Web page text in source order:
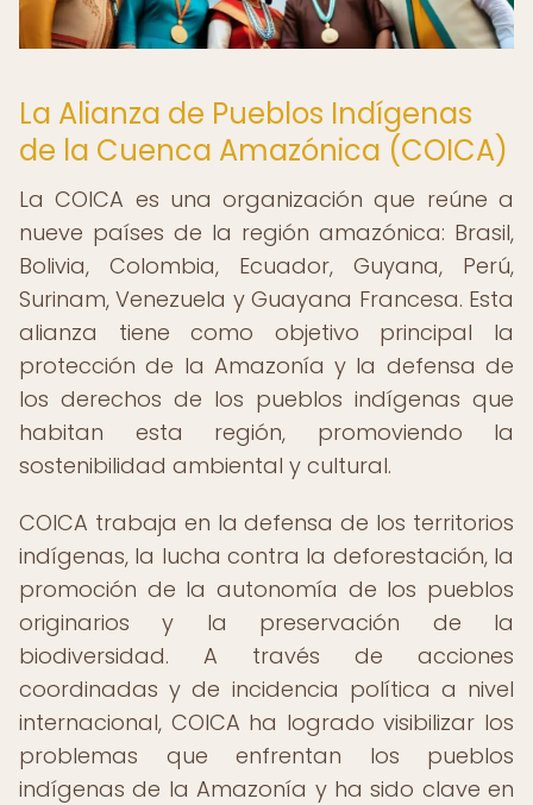
La Alianza de Pueblos Indígenas
de la Cuenca Amazónica (COICA)
La COICA es una organización que reúne a
nueve países de la región amazónica: Brasil,
Bolivia, Colombia, Ecuador, Guyana, Perú,
Surinam, Venezuela y Guayana Francesa. Esta
alianza tiene como objetivo principal la
protección de la Amazonía y la defensa de
los derechos de los pueblos indígenas que
habitan esta región, promoviendo la
sostenibilidad ambiental y cultural.
COICA trabaja en la defensa de los territorios
indígenas, la lucha contra la deforestación, la
promoción de la autonomía de los pueblos
originarios y la preservación de la
biodiversidad. A través de acciones
coordinadas y de incidencia política a nivel
internacional, COICA ha logrado visibilizar los
problemas que enfrentan los pueblos
indígenas de la Amazonía y ha sido clave en